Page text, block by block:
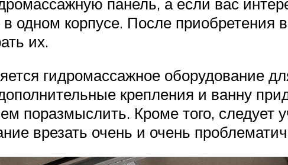
корпусе. После приобретения
их.
гидромассажное оборудование
крепления и ванну
поразмыслить. Кроме того, следует
врезать очень и очень